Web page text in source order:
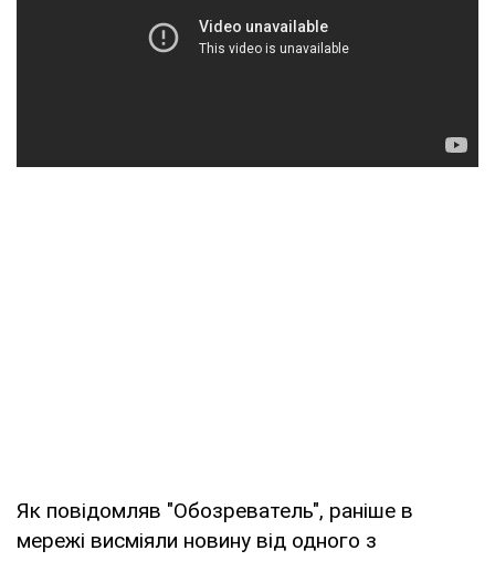
Як повідомляв "Обозреватель", раніше в
мережі висміяли новину від одного з